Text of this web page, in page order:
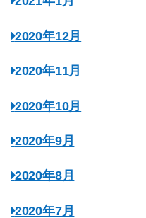
2020年12月
2020年11月
2020年10月
2020年9月
2020年8月
2020年7月